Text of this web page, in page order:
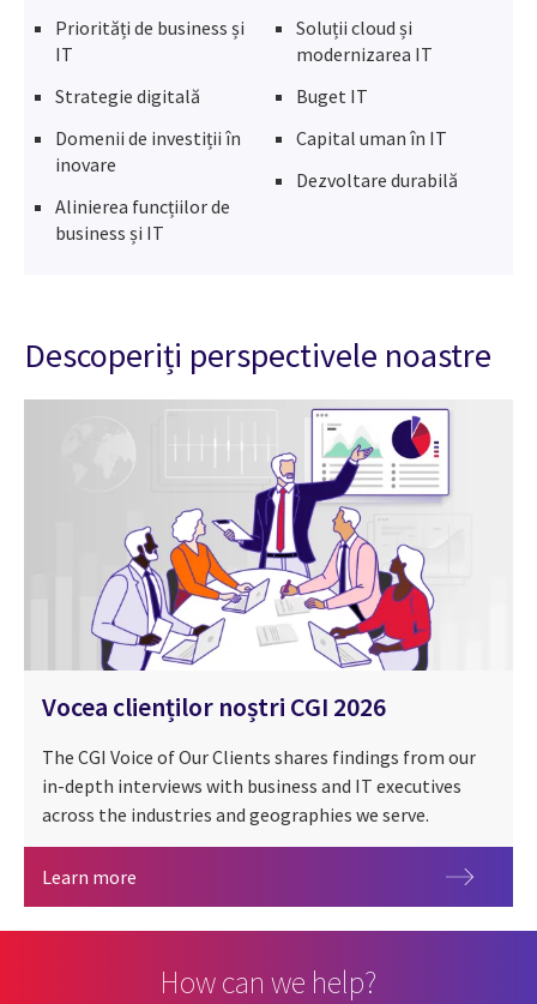
Priorități de business și
IT
Strategie digitală
Domenii de investiții în
inovare
Alinierea funcțiilor de
business și IT
Soluții cloud și
modernizarea IT
Buget IT
Capital uman în IT
Dezvoltare durabilă
Descoperiți perspectivele noastre
Vocea clienților noștri CGI 2026
The CGI Voice of Our Clients shares findings from our
in-depth interviews with business and IT executives
across the industries and geographies we serve.
Learn more
How can we help?